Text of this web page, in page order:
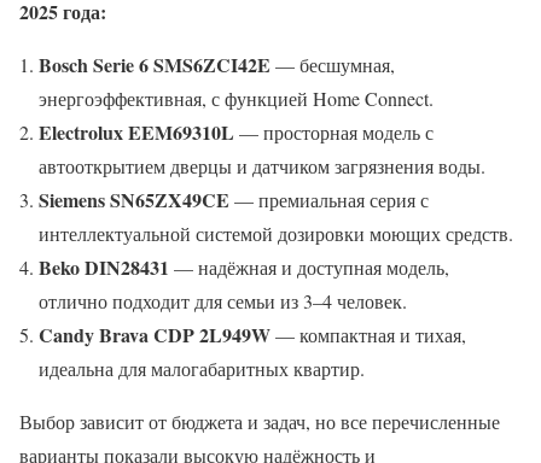
2025 года:
Bosch Serie 6 SMS6ZCI42E — бесшумная,
энергоэффективная, с функцией Home Connect.
Electrolux EEM69310L — просторная модель с
автооткрытием дверцы и датчиком загрязнения воды.
Siemens SN65ZX49CE — премиальная серия с
интеллектуальной системой дозировки моющих средств.
Beko DIN28431 — надёжная и доступная модель,
отлично подходит для семьи из 3–4 человек.
Candy Brava CDP 2L949W— компактная и тихая,
идеальна для малогабаритных квартир.
Выбор зависит от бюджета и задач, но все перечисленные
варианты показали высокую надёжность и